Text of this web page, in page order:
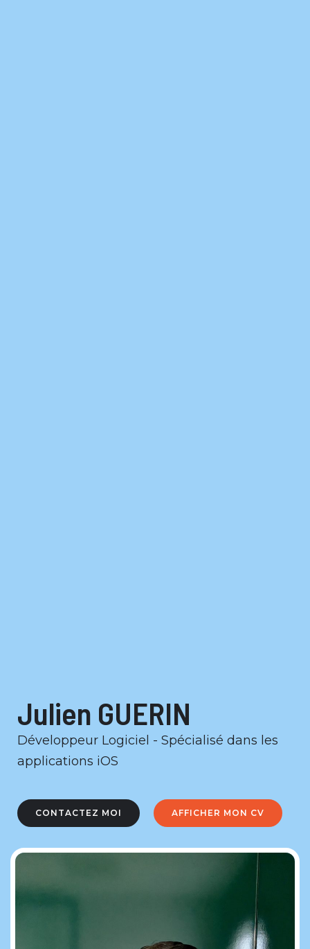
Julien GUERIN
Développeur Logiciel - Spécialisé dans les
applications iOS
CONTACTEZ MOI AFFICHER MON CV